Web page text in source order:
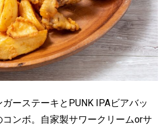
ーステーキとPUNK IPAビアバッ
ンボ。自家製サワークリームorサ